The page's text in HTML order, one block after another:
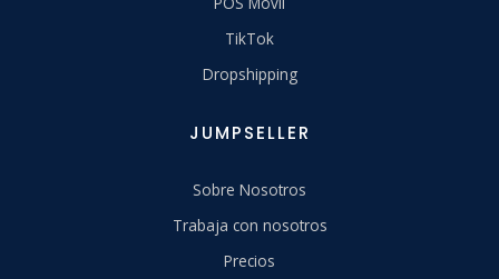
TikTok
Dropshipping
JUMPSELLER
Sobre Nosotros
Trabaja con nosotros
Precios